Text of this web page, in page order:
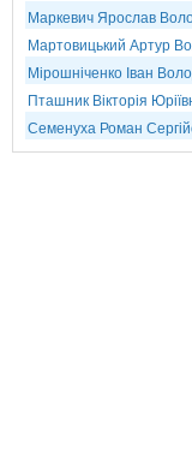
Маркевич Ярослав
Мартовицький Артур
Мірошніченко Іван
Пташник Вікторія
Семенуха Роман